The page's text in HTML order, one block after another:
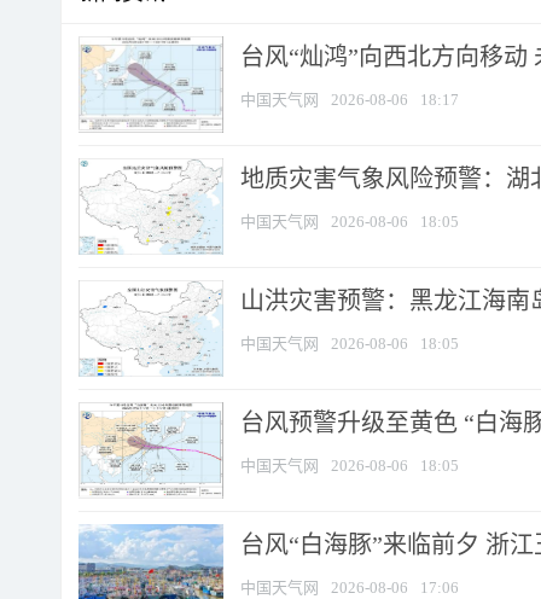
台风“灿鸿”向西北方向移动
中国天气网 2026-08-06 18:17
地质灾害气象风险预警：湖
中国天气网 2026-08-06 18:05
山洪灾害预警：黑龙江海
中国天气网 2026-08-06 18:05
台风预警升级至黄色 “白海
中国天气网 2026-08-06 18:05
台风“白海豚”来临前夕 浙
中国天气网 2026-08-06 17:06